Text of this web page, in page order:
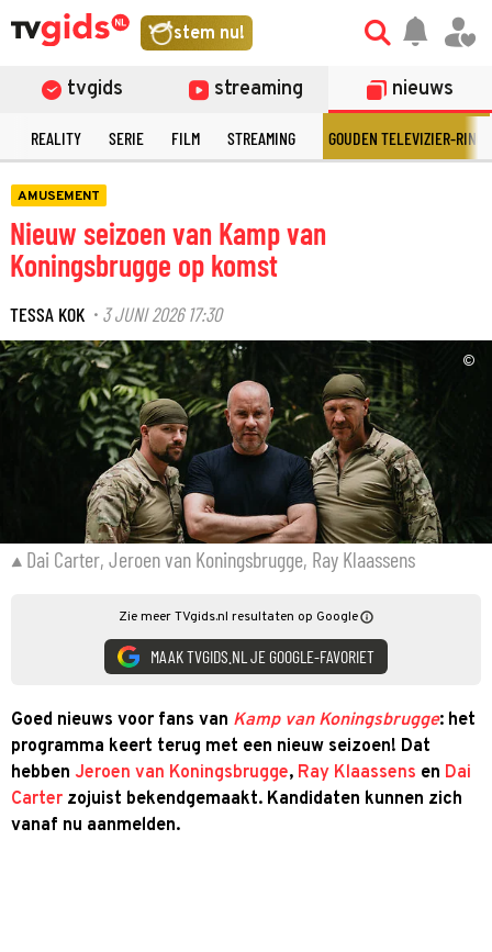
stem nu!
tvgids streaming nieuws
REALITY SERIE FILM STREAMING GOUDEN TELEVIZIER-RING
AMUSEMENT
Nieuw seizoen van Kamp van
Koningsbrugge op komst
TESSA KOK · 3 JUNI 2026 17:30
©
Dai Carter, Jeroen van Koningsbrugge, Ray Klaassens
Zie meer TVgids.nl resultaten op Google
MAAK TVGIDS.NL JE GOOGLE-FAVORIET
Goed nieuws voor fans van Kamp van Koningsbrugge: het
programma keert terug met een nieuw seizoen! Dat
hebben Jeroen van Koningsbrugge, Ray Klaassens en Dai
Carter zojuist bekendgemaakt. Kandidaten kunnen zich
vanaf nu aanmelden.